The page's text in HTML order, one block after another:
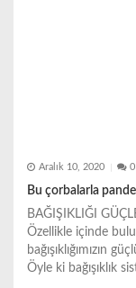
Aralık 10, 2020 0
Bu çorbalarla
BAĞIŞIKLIĞI
Özellikle içinde
bağışıklığımızın
Öyle ki bağışıklık